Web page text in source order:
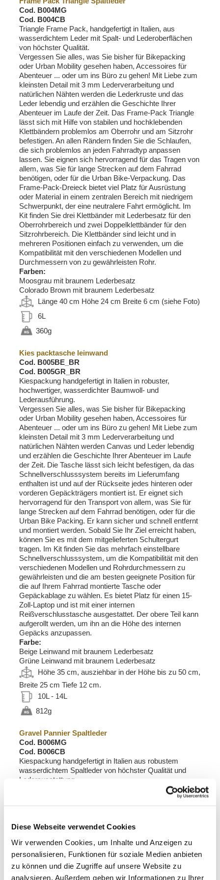
Diese Webseite verwendet Cookies
Wir verwenden Cookies, um Inhalte und Anzeigen zu
personalisieren, Funktionen für soziale Medien anbieten
zu können und die Zugriffe auf unsere Website zu
analysieren. Außerdem geben wir Informationen zu Ihrer
Cod. B004MG
Cod. B004CB
Triangle Frame Pack, handgefertigt in Italien, aus
wasserdichtem Leder mit Spalt- und Lederoberflächen
von höchster Qualität.
Vergessen Sie alles, was Sie bisher für Bikepacking
oder Urban Mobility gesehen haben, Accessoires für
Abenteuer ... oder um ins Büro zu gehen! Mit Liebe zum
kleinsten Detail mit 3 mm Lederverarbeitung und
natürlichen Nähten werden die Lederkruste und das
Leder lebendig und erzählen die Geschichte Ihrer
Abenteuer im Laufe der Zeit. Das Frame-Pack Triangle
lässt sich mit Hilfe von stabilen und hochklebenden
Klettbändern problemlos am Oberrohr und am Sitzrohr
befestigen. An allen Rändern finden Sie die Schlaufen,
die sich problemlos an jeden Fahrradtyp anpassen
lassen. Sie eignen sich hervorragend für das Tragen von
allem, was Sie für lange Strecken auf dem Fahrrad
benötigen, oder für die Urban Bike-Verpackung. Das
Frame-Pack-Dreieck bietet viel Platz für Ausrüstung
oder Material in einem zentralen Bereich mit niedrigem
Schwerpunkt, der eine neutralere Fahrt ermöglicht. Im
Kit finden Sie drei Klettbänder mit Lederbesatz für den
Oberrohrbereich und zwei Doppelklettbänder für den
Sitzrohrbereich. Die Klettbänder sind leicht und in
mehreren Positionen einfach zu verwenden, um die
Kompatibilität mit den verschiedenen Modellen und
Durchmessern von zu gewährleisten Rohr.
Farben:
Moosgrau mit braunem Lederbesatz
Colorado Brown mit braunem Lederbesatz
Länge 40 cm Höhe 24 cm Breite 6 cm (siehe Foto)
6L
360g
Kies packtasche leinwand
Cod. B005BE_BR
Cod. B005GR_BR
Kiespackung handgefertigt in Italien in robuster,
hochwertiger, wasserdichter Baumwoll- und
Lederausführung.
Vergessen Sie alles, was Sie bisher für Bikepacking
oder Urban Mobility gesehen haben, Accessoires für
Abenteuer ... oder um ins Büro zu gehen! Mit Liebe zum
kleinsten Detail mit 3 mm Lederverarbeitung und
natürlichen Nähten werden Canvas und Leder lebendig
und erzählen die Geschichte Ihrer Abenteuer im Laufe
der Zeit. Die Tasche lässt sich leicht befestigen, da das
Schnellverschlusssystem bereits im Lieferumfang
enthalten ist und auf der Rückseite jedes hinteren oder
vorderen Gepäckträgers montiert ist. Er eignet sich
hervorragend für den Transport von allem, was Sie für
lange Strecken auf dem Fahrrad benötigen, oder für die
Urban Bike Packing. Er kann sicher und schnell entfernt
und montiert werden. Sobald Sie Ihr Ziel erreicht haben,
können Sie es mit dem mitgelieferten Schultergurt
tragen. Im Kit finden Sie das mehrfach einstellbare
Schnellverschlusssystem, um die Kompatibilität mit den
verschiedenen Modellen und Rohrdurchmessern zu
gewährleisten und die am besten geeignete Position für
die auf Ihrem Fahrrad montierte Tasche oder
Gepäckablage zu wählen. Es bietet Platz für einen 15-
Zoll-Laptop und ist mit einer internen
Reißverschlusstasche ausgestattet. Der obere Teil kann
aufgerollt werden, um ihn an die Höhe des internen
Gepäcks anzupassen.
Farbe:
Beige Leinwand mit braunem Lederbesatz
Grüne Leinwand mit braunem Lederbesatz
Höhe 35 cm, ausziehbar in der Höhe bis zu 50 cm,
Breite 25 cm Tiefe 12 cm.
10L - 14L
812g
Gravel Pannier Spaltleder
Cod. B006MG
Cod. B006CB
Kiespackung handgefertigt in Italien aus robustem
wasserdichtem Spaltleder von höchster Qualität und
Lederausstattung.
Vergessen Sie alles, was Sie bisher für Bikepacking
oder Urban Mobility gesehen haben, Accessoires für
natürlichen Nähten werden die Lederkruste und das
Ihrer Abenteuer. Die Tasche lässt sich leicht befestigen,
da das Schnellverschlusssystem bereits im
Lieferumfang enthalten ist und auf der Rückseite jedes
hinteren oder vorderen Gepäckträgers montiert ist. Er